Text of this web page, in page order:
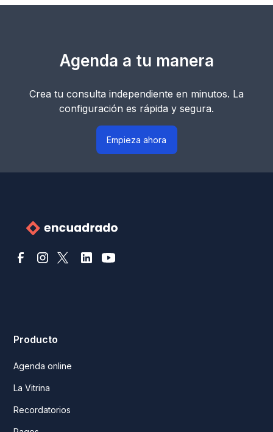
Agenda a tu manera
Crea tu consulta independiente en minutos. La
configuración es rápida y segura.
Empieza ahora
Producto
Agenda online
La Vitrina
Recordatorios